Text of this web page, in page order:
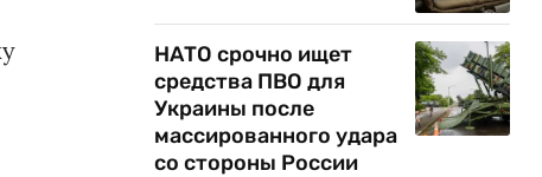
НАТО срочно ищет
средства ПВО для
Украины после
массированного удара
со стороны России